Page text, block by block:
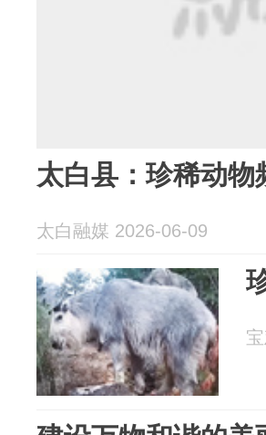
太白县：珍稀动物
太白融媒 2026-06-09